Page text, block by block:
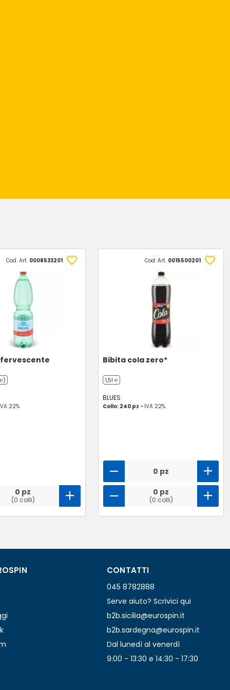
Cod. Art. 0008533201
22%
0 pz
(0 colli)
Cod. Art. 0015500201
Bibita cola zero*
1,5l ℮
BLUES
Collo: 240 pz - IVA 22%
0 pz
0 pz
(0 colli)
CONTATTI
045 8782888
Serve aiuto? Scrivici qui
b2b.sicilia@eurospin.it
b2b.sardegna@eurospin.it
Dal lunedì al venerdì
9:00 - 13:30 e 14:30 - 17:30